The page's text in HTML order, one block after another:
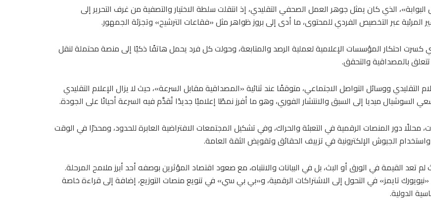
الذي كان يمثل جوهر العمل الصحفي التقليدي، إذ انتقلت سلطة الاختيار والتصفية من غرف التحرير إلى
المرئية عبر التخصيص الفردي للمحتوى، ما أدى إلى بروز ظواهر مثل «فقاعات الترشيح» وتجزئة الجمهور.
احتكار المؤسسات الإعلامية لعملية الرصد والمتابعة، وحولت كل فرد يحمل هاتفًا ذكيًا إلى منصة محتملة لنقل
بالمصداقية والتحقق.
ووسائل التواصل الاجتماعي، متوقفًا عند ثنائية «المصداقية مقابل السرعة»، حيث لا يزال الإعلام التقليدي
ميديا إلى السبق والانتشار الفوري، وهو ما أفرز نمطًا إعلاميًا جديدًا تُقدَّم فيه السرعة أحيانًا على الجودة.
محللًا دور المنصات الرقمية في التعبئة والحراك، وفي تشكيل المجتمعات الافتراضية العابرة للحدود، ومحذرًا في الوقت
الجيوش الإلكترونية في تزييف الحقائق وتقويض الثقة العامة.
تعد القيمة في الورق أو البث، بل في البيانات والانتباه، مع صعود اقتصاد المؤثرين بوصفه أحد أبرز ملامح المرحلة.
تايمز» في التحول إلى الاشتراكات الرقمية، و«بي بي سي» في تنويع منصات التوزيع، إضافة إلى قراءة خاصة
الدولية.